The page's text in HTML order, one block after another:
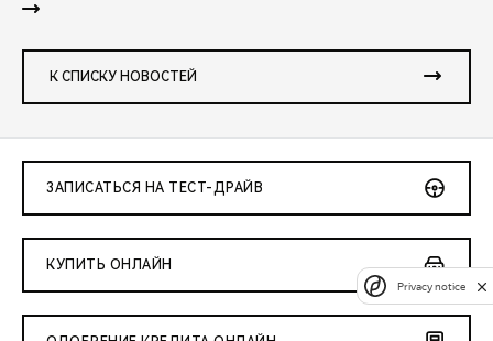
К СПИСКУ НОВОСТЕЙ
ЗАПИСАТЬСЯ НА ТЕСТ-ДРАЙВ
КУПИТЬ ОНЛАЙН
Privacy notice